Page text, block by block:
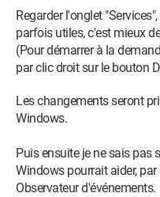
Regarder l'onglet
parfois utiles, c'est mieux
(Pour démarrer à la
par clic droit sur le bouton
Les changements seront
Windows.
Puis ensuite je ne sais pas
Windows pourrait aider, par
Observateur d'événements.